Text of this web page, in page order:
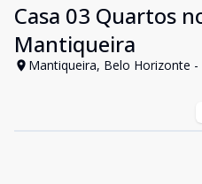
Casa 03 Quartos
Mantiqueira
Mantiqueira, Belo Horizonte -